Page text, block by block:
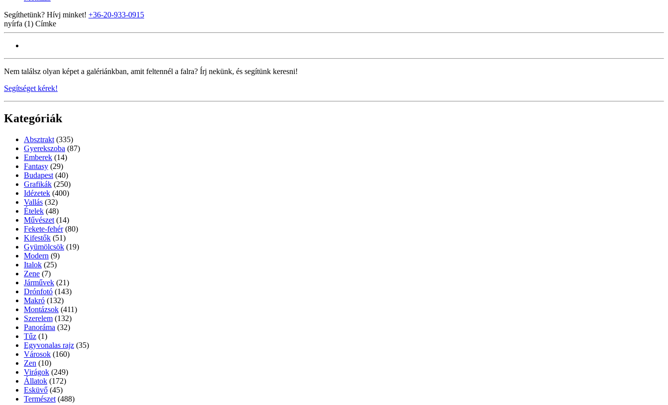
Segíthetünk? Hívj minket! +36-20-933-0915
nyírfa (1) Címke
Nem találsz olyan képet a galériánkban, amit feltennél a falra? Írj nekünk, és segítünk keresni!
Segítséget kérek!
Kategóriák
Absztrakt (335)
Gyerekszoba (87)
Emberek (14)
Fantasy (29)
Budapest (40)
Grafikák (250)
Idézetek (400)
Vallás (32)
Ételek (48)
Művészet (14)
Fekete-fehér (80)
Kifestők (51)
Gyümölcsök (19)
Modern (9)
Italok (25)
Zene (7)
Járművek (21)
Drónfotó (143)
Makró (132)
Montázsok (411)
Szerelem (132)
Panoráma (32)
Tűz (1)
Egyvonalas rajz (35)
Városok (160)
Zen (10)
Virágok (249)
Állatok (172)
Esküvő (45)
Természet (488)